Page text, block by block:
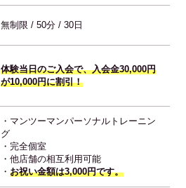
無制限 / 50分 / 30日
体験当日のご入会で、入会金30,000円
が10,000円に割引！
・マンツーマンパーソナルトレーニン
グ
・完全個室
・他店舗の相互利用可能
・お祝い金額は3,000円です。